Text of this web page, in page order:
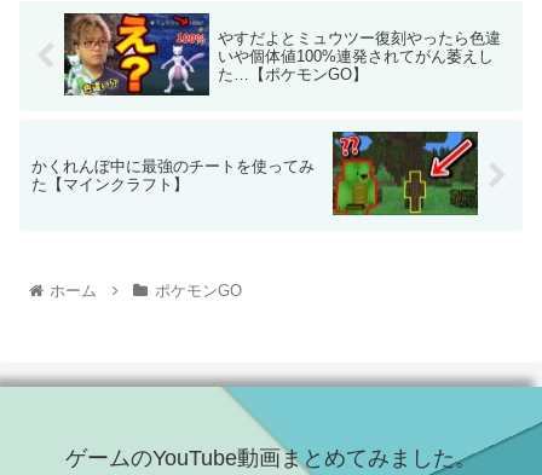
やすだよとミュウツー復刻やったら色違
いや個体値100%連発されてがん萎えし
た…【ポケモンGO】
かくれんぼ中に最強のチートを使ってみ
た【マインクラフト】
ホーム ポケモンGO
ゲームのYouTube動画まとめてみました。